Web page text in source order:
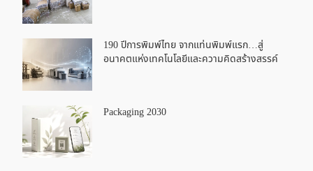
190 ปีการพิมพ์ไทย จากแท่นพิมพ์แรก…สู่
อนาคตแห่งเทคโนโลยีและความคิดสร้างสรรค์
Packaging 2030